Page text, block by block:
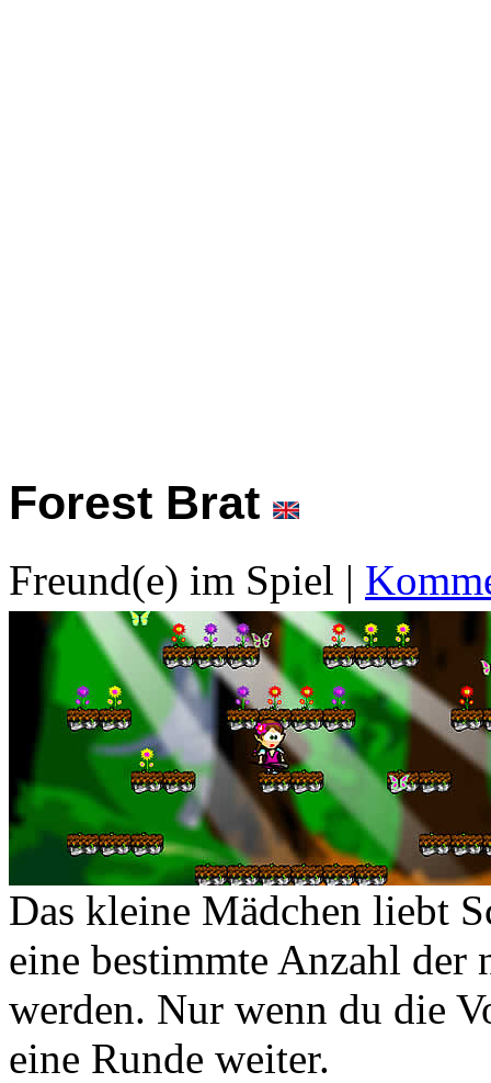
Forest Brat
Freund(e) im Spiel |
Das kleine Mädchen liebt
eine bestimmte Anzahl der
werden. Nur wenn du die
eine Runde weiter.